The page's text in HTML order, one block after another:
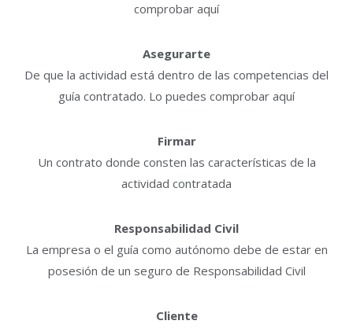
comprobar aquí
Asegurarte
De que la actividad está dentro de las competencias del
guía contratado. Lo puedes comprobar aquí
Firmar
Un contrato donde consten las características de la
actividad contratada
Responsabilidad Civil
La empresa o el guía como autónomo debe de estar en
posesión de un seguro de Responsabilidad Civil
Cliente